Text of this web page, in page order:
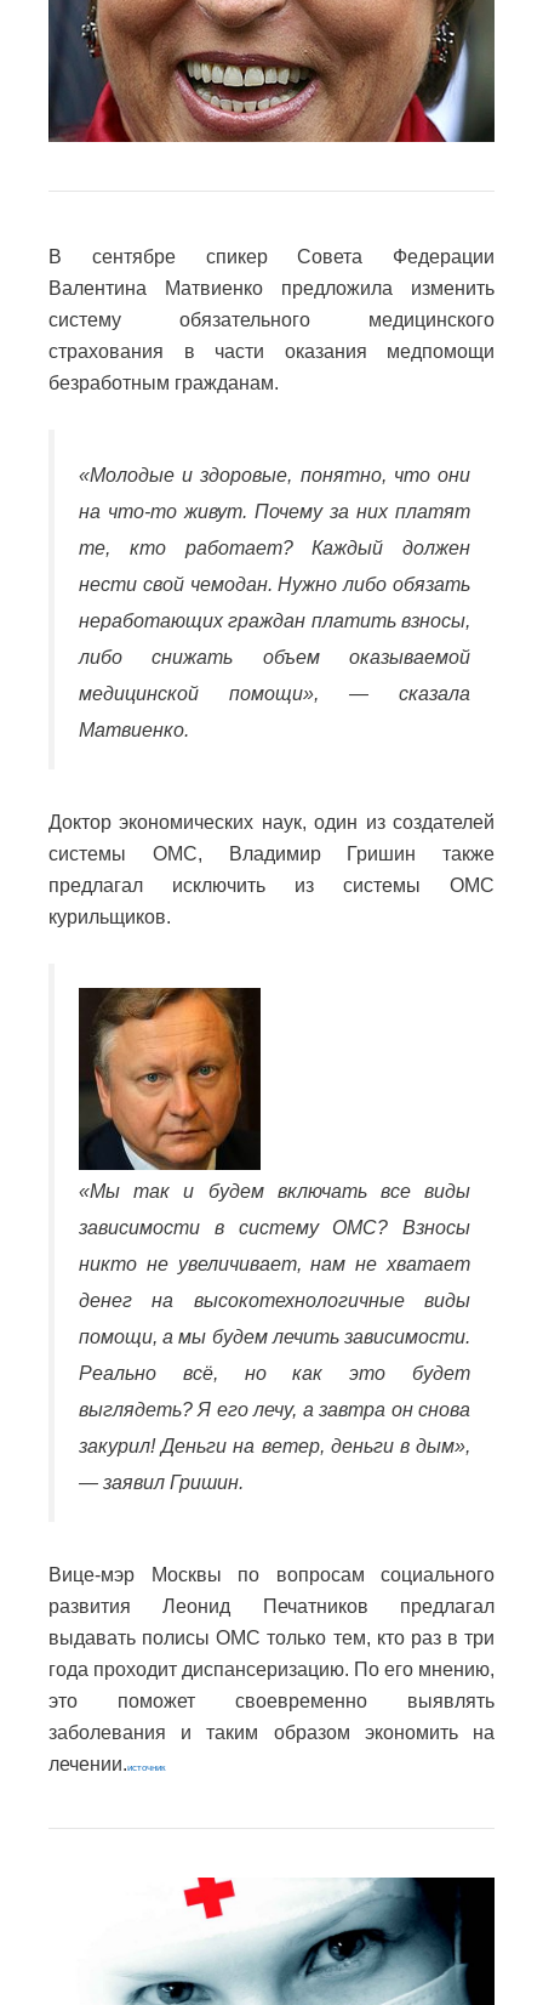
В сентябре спикер Совета Федерации
Валентина Матвиенко предложила изменить
систему обязательного медицинского
страхования в части оказания медпомощи
безработным гражданам.
«Молодые и здоровые, понятно, что они
на что-то живут. Почему за них платят
те, кто работает? Каждый должен
нести свой чемодан. Нужно либо обязать
неработающих граждан платить взносы,
либо снижать объем оказываемой
медицинской помощи», — сказала
Матвиенко.
Доктор экономических наук, один из создателей
системы ОМС, Владимир Гришин также
предлагал исключить из системы ОМС
курильщиков.
«Мы так и будем включать все виды
зависимости в систему ОМС? Взносы
никто не увеличивает, нам не хватает
денег на высокотехнологичные виды
помощи, а мы будем лечить зависимости.
Реально всё, но как это будет
выглядеть? Я его лечу, а завтра он снова
закурил! Деньги на ветер, деньги в дым»,
— заявил Гришин.
Вице-мэр Москвы по вопросам социального
развития Леонид Печатников предлагал
выдавать полисы ОМС только тем, кто раз в три
года проходит диспансеризацию. По его мнению,
это поможет своевременно выявлять
заболевания и таким образом экономить на
лечении.источник